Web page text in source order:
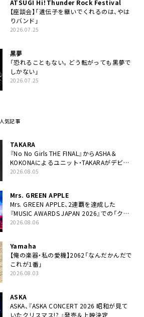
ATSUGI Hi！Thunder Rock Festival
【座談会】「遺伝子を継いでくれるのは、やは
りバンド」
2026.07.25
黒夢
「恐れることもない。どう転がっても黒夢で
しかない」
2026.07.25
人気記事
TAKARA
『No No Girls THE FINAL』からASHA＆
KOKONAによるユニット・TAKARAがデビュ
ー
2026.08.05
Mrs. GREEN APPLE
Mrs. GREEN APPLE、2連覇を達成した
『MUSIC AWARDS JAPAN 2026』での「クス
シキ」ライブパフォーマンスをYouTube公開
2026.08.06
Yamaha
【俺の楽器・私の愛機】2062「なんだかんだで
これが1番」
2026.08.03
ASKA
ASKA、『ASKA CONCERT 2026 昭和が見て
いたクリスマス!? 』発売＆上映決定